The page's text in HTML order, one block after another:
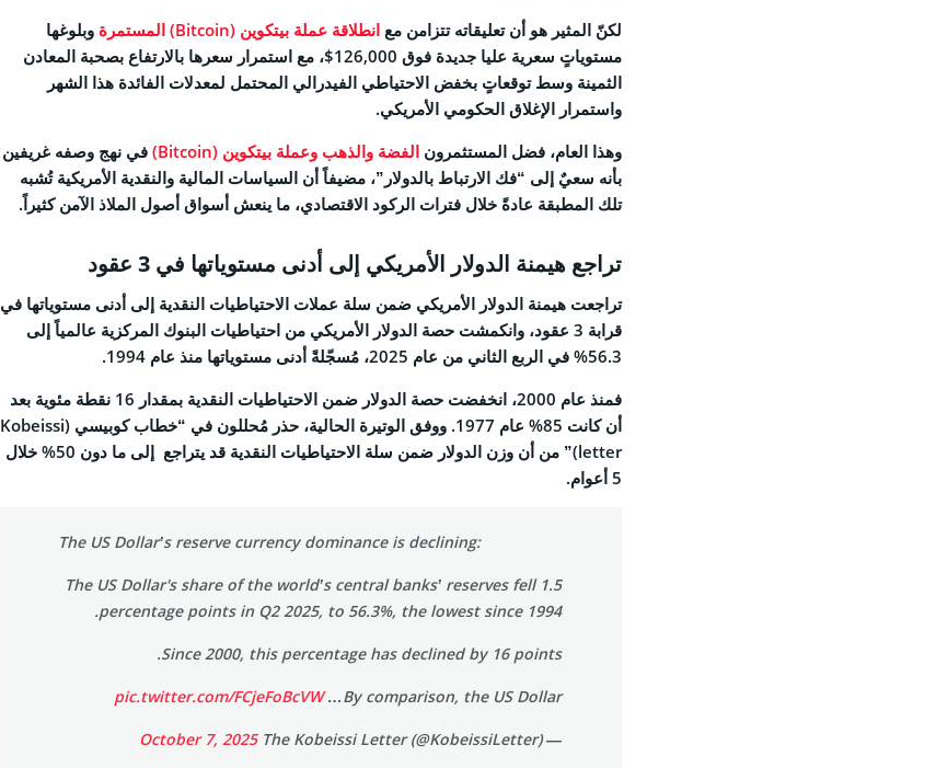
لكنّ المثير هو أن تعليقاته تتزامن مع انطلاقة عملة بيتكوين (Bitcoin) المستمرة
وبلوغها
مستوياتٍ سعرية عليا جديدة فوق 126,000$، مع استمرار سعرها بالارتفاع بصحبة المعادن
الثمينة وسط توقعاتٍ بخفض الاحتياطي الفيدرالي المحتمل لمعدلات الفائدة هذا الشهر
واستمرار الإغلاق الحكومي الأمريكي.
وهذا العام، فضل المستثمرون الفضة والذهب وعملة بيتكوين (Bitcoin)
في نهج وصفه غريفين
بأنه سعيٌ إلى “فك الارتباط بالدولار”، مضيفاً أن السياسات المالية والنقدية الأمريكية تُشبه
تلك المطبقة عادةً خلال فترات الركود الاقتصادي، ما ينعش أسواق أصول الملاذ الآمن كثيراً.
تراجع هيمنة الدولار الأمريكي إلى أدنى مستوياتها في 3 عقود
تراجعت هيمنة الدولار الأمريكي ضمن سلة عملات الاحتياطيات النقدية إلى أدنى مستوياتها في
قرابة 3 عقود، وانكمشت حصة الدولار الأمريكي من احتياطيات البنوك المركزية عالمياً إلى
56.3% في الربع الثاني من عام 2025، مُسجّلةً أدنى مستوياتها منذ عام 1994.
فمنذ عام 2000، انخفضت حصة الدولار ضمن الاحتياطيات النقدية بمقدار 16 نقطة مئوية بعد
أن كانت 85% عام 1977. ووفق الوتيرة الحالية، حذر مُحللون في “خطاب كوبيسي (Kobeissi
letter)” من أن وزن الدولار ضمن سلة الاحتياطيات النقدية قد يتراجع ​​إلى ما دون 50% خلال
5 أعوام.
The US Dollar’s reserve currency dominance is declining:
The US Dollar's share of the world’s central banks’ reserves fell 1.5
percentage points in Q2 2025, to 56.3%, the lowest since 1994.
Since 2000, this percentage has declined by 16 points.
By comparison, the US Dollar…
pic.twitter.com/FCjeFoBcVW
— The Kobeissi Letter (@KobeissiLetter)
October 7, 2025